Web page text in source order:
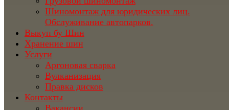
Шиномонтаж для юридических лиц.
Обслуживание автопарков.
Выкуп бу Шин
Хранение шин
Услуги
Аргоновая сварка
Вулканизация
Правка дисков
Контакты
Вакансии